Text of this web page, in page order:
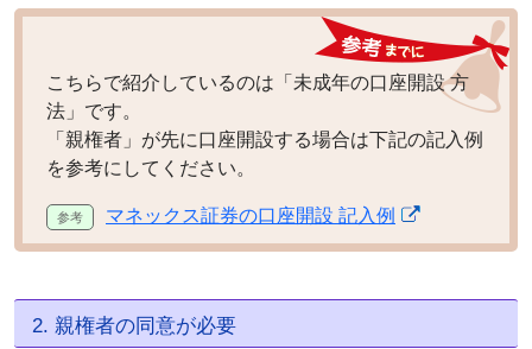
こちらで紹介しているのは「未成年の口座開設 方
法」です。
「親権者」が先に口座開設する場合は下記の記入例
を参考にしてください。
マネックス証券の口座開設 記入例
2. 親権者の同意が必要